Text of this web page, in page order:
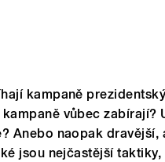
kampaně
vůbec zabírají?
Anebo naopak dravější,
jsou nejčastější taktiky,